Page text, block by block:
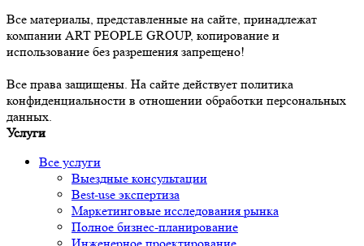
Все материалы, представленные на сайте, принадлежат
компании ART PEOPLE GROUP, копирование и
использование без разрешения запрещено!
Все права защищены. На сайте действует политика
конфиденциальности в отношении обработки персональных
данных.
Услуги
Все услуги
Выездные консультации
Best-use экспертиза
Маркетинговые исследования рынка
Полное бизнес-планирование